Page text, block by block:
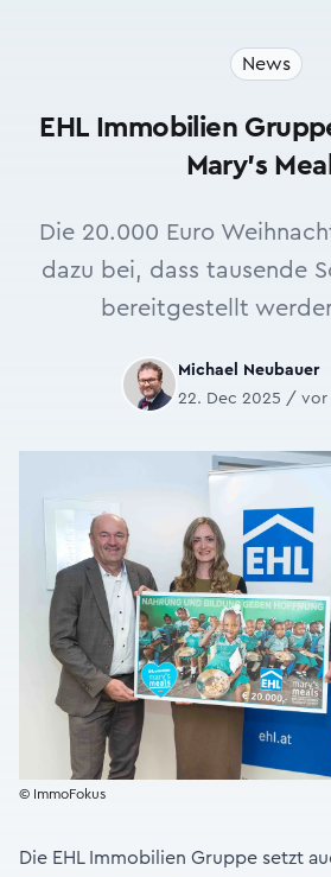
News
EHL Immobilien
Mary’s
Die 20.000 Euro
dazu bei, dass tausende
bereitgestellt
Michael Neubauer
22. Dec 2025 / vor
© ImmoFokus
Die EHL Immobilien Gruppe setzt